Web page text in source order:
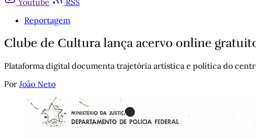
Youtube
RSS
Reportagem
Clube de Cultura lança acervo online
Plataforma digital documenta trajetória artística e política do
Por João Neto